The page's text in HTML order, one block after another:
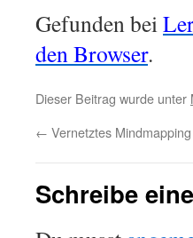
Gefunden bei
den Browser.
Dieser Beitrag wurde unter
← Vernetztes Mindmapping
Schreibe